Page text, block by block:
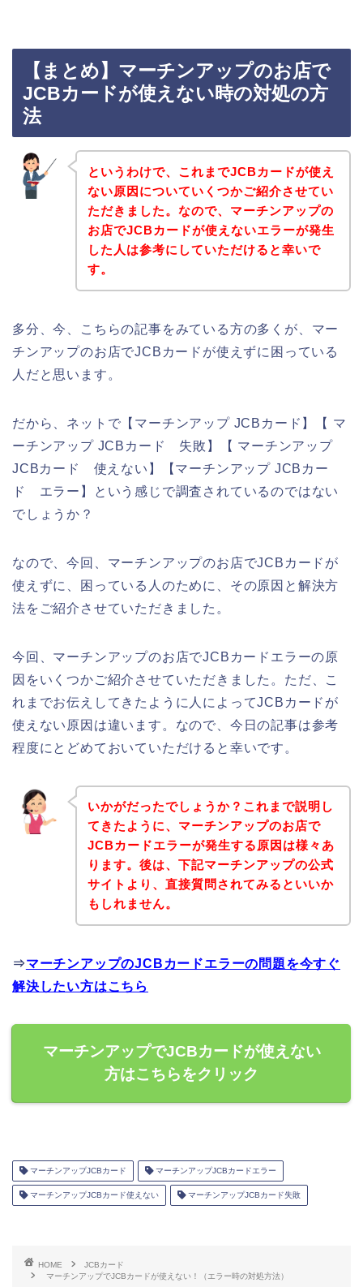
【まとめ】マーチンアップのお店で
JCBカードが使えない時の対処の方
法
というわけで、これまでJCBカードが使え
ない原因についていくつかご紹介させてい
ただきました。なので、マーチンアップの
お店でJCBカードが使えないエラーが発生
した人は参考にしていただけると幸いで
す。
多分、今、こちらの記事をみている方の多くが、マー
チンアップのお店でJCBカードが使えずに困っている
人だと思います。
だから、ネットで【マーチンアップ JCBカード】【 マ
ーチンアップ JCBカード 失敗】【 マーチンアップ
JCBカード 使えない】【マーチンアップ JCBカー
ド エラー】という感じで調査されているのではない
でしょうか？
なので、今回、マーチンアップのお店でJCBカードが
使えずに、困っている人のために、その原因と解決方
法をご紹介させていただきました。
今回、マーチンアップのお店でJCBカードエラーの原
因をいくつかご紹介させていただきました。ただ、こ
れまでお伝えしてきたように人によってJCBカードが
使えない原因は違います。なので、今日の記事は参考
程度にとどめておいていただけると幸いです。
いかがだったでしょうか？これまで説明し
てきたように、マーチンアップのお店で
JCBカードエラーが発生する原因は様々あ
ります。後は、下記マーチンアップの公式
サイトより、直接質問されてみるといいか
もしれません。
⇒マーチンアップのJCBカードエラーの問題を今すぐ
解決したい方はこちら
マーチンアップでJCBカードが使えない
方はこちらをクリック
マーチンアップJCBカード マーチンアップJCBカードエラー
マーチンアップJCBカード使えない マーチンアップJCBカード失敗
HOME
JCBカード
マーチンアップでJCBカードが使えない！（エラー時の対処方法）